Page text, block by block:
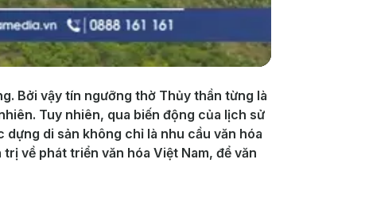
Bởi vậy tín ngưỡng thờ Thủy thần từng là
Tuy nhiên, qua biến động của lịch sử
di sản không chỉ là nhu cầu văn hóa
về phát triển văn hóa Việt Nam, để văn